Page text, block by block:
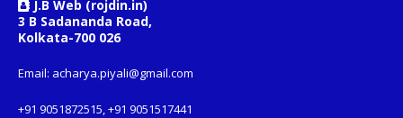
J.B Web (rojdin.in)
3 B Sadananda Road,
Kolkata-700 026
Email: acharya.piyali@gmail.com
+91 9051872515, +91 9051517441